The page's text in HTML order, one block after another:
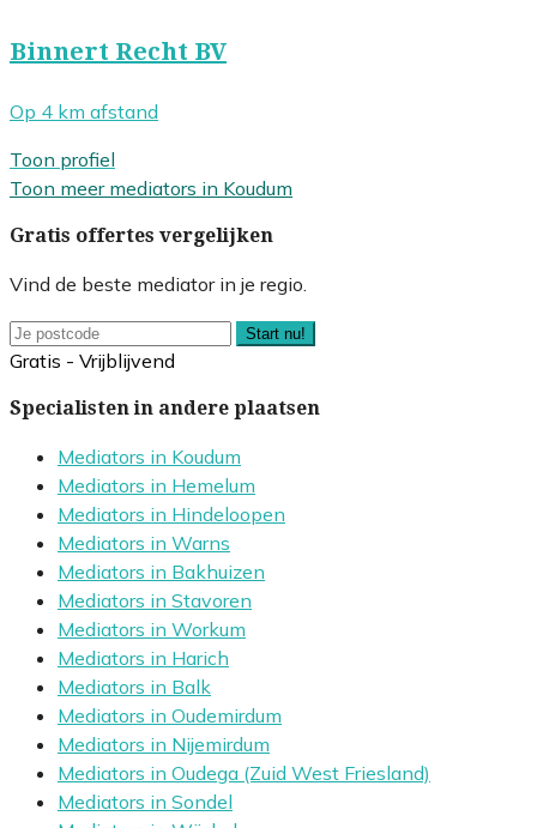
Binnert Recht BV
Op 4 km afstand
Toon profiel
Toon meer mediators in Koudum
Gratis offertes vergelijken
Vind de beste mediator in je regio.
Start nu!
Gratis - Vrijblijvend
Specialisten in andere plaatsen
Mediators in Koudum
Mediators in Hemelum
Mediators in Hindeloopen
Mediators in Warns
Mediators in Bakhuizen
Mediators in Stavoren
Mediators in Workum
Mediators in Harich
Mediators in Balk
Mediators in Oudemirdum
Mediators in Nijemirdum
Mediators in Oudega (Zuid West Friesland)
Mediators in Sondel